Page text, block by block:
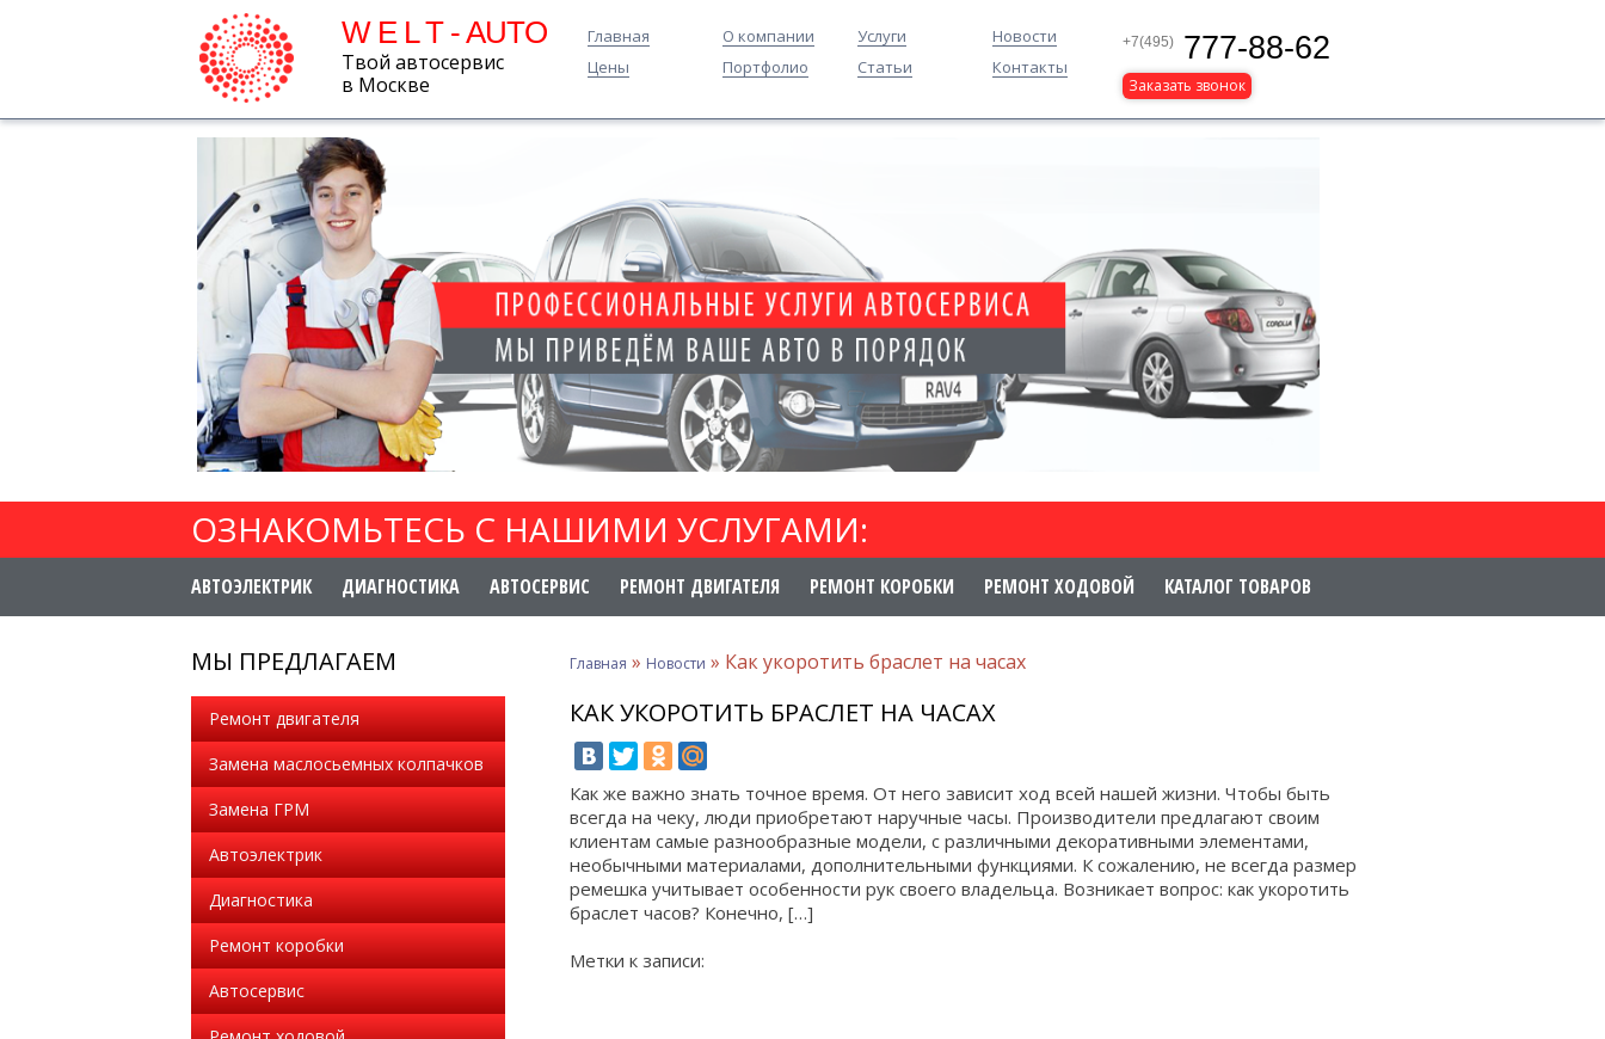
W E L T - AUTO
Твой автосервис
в Москве
Главная О компании Услуги
Новости
Цены
Портфолио Статьи Контакты
+7(495) 777-88-62
Заказать звонок
ОЗНАКОМЬТЕСЬ С НАШИМИ УСЛУГАМИ:
АВТОЭЛЕКТРИК ДИАГНОСТИКА АВТОСЕРВИС РЕМОНТ ДВИГАТЕЛЯ РЕМОНТ КОРОБКИ РЕМОНТ ХОДОВОЙ КАТАЛОГ ТОВАРОВ
МЫ ПРЕДЛАГАЕМ
Ремонт двигателя
Замена маслосьемных колпачков
Замена ГРМ
Автоэлектрик
Диагностика
Ремонт коробки
Автосервис
Главная » Новости » Как укоротить браслет на часах
КАК УКОРОТИТЬ БРАСЛЕТ НА ЧАСАХ
Как же важно знать точное время. От него зависит ход всей нашей жизни. Чтобы быть
всегда на чеку, люди приобретают наручные часы. Производители предлагают своим
клиентам самые разнообразные модели, с различными декоративными элементами,
необычными материалами, дополнительными функциями. К сожалению, не всегда размер
ремешка учитывает особенности рук своего владельца. Возникает вопрос: как укоротить
браслет часов? Конечно, […]
Метки к записи: